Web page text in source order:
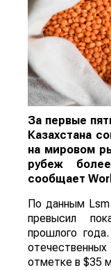
За первые
Казахстана
на мировом
рубеж
сообщает
По данным
превысил
прошлого
отметке в $35